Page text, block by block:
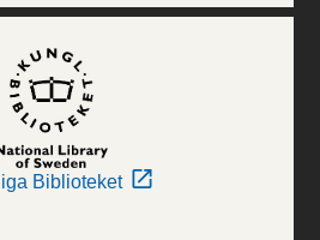
Biblioteket